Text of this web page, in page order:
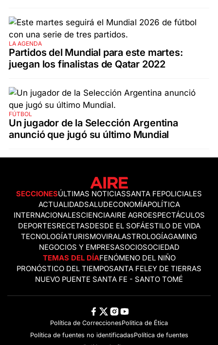
LA AGENDA
Partidos del Mundial para este martes:
juegan los finalistas de Qatar 2022
FÚTBOL
Un jugador de la Selección Argentina
anunció que jugó su último Mundial
SECCIONESÚLTIMAS NOTICIASSANTA FEPOLICIALES
ACTUALIDADSALUDECONOMÍAPOLÍTICA
INTERNACIONALESCIENCIAAIRE AGROESPECTÁCULOS
DEPORTESRECETASDESDE EL SOFÁESTILO DE VIDA
TECNOLOGÍATURISMOVIRALASTROLOGÍAGAMING
NEGOCIOS Y EMPRESASOCIOSOCIEDAD
TEMAS DEL DÍAFENÓMENO DEL NIÑO
PRONÓSTICO DEL TIEMPOSANTA FELEY DE TIERRAS
NUEVO PUENTE SANTA FE - SANTO TOMÉ
Política de CorreccionesPolitica de Ética
Política de fuentes no identificadasPolítica de fuentes